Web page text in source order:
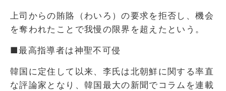
上司からの賄賂（わいろ）の要求を拒否し、機会
を奪われたことで我慢の限界を超えたという。
■最高指導者は神聖不可侵
韓国に定住して以来、李氏は北朝鮮に関する率直
な評論家となり、韓国最大の新聞でコラムを連載